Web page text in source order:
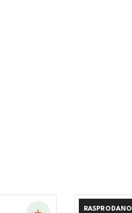
RASPRODANO
RASPRODANO